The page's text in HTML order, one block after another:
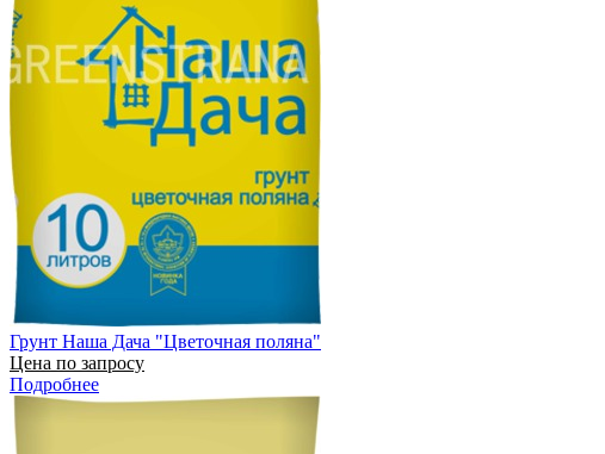
Грунт Наша Дача "Цветочная поляна"
Цена по запросу
Подробнее